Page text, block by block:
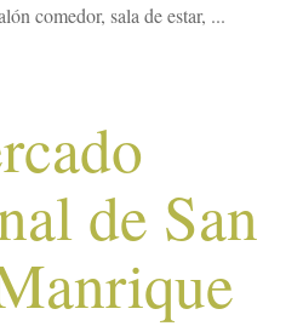
comedor, sala de estar, ...
de San